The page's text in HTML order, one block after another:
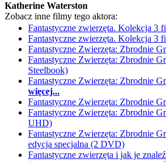
Katherine Waterston
Zobacz inne filmy tego aktora:
Fantastyczne zwierzęta. Kolekcja 3
Fantastyczne zwierzęta. Kolekcja 3
Fantastyczne Zwierzęta: Zbrodnie
Fantastyczne Zwierzęta: Zbrodnie
Steelbook)
Fantastyczne Zwierzęta: Zbrodnie
więcej...
Fantastyczne Zwierzęta: Zbrodnie
Fantastyczne Zwierzęta: Zbrodnie
UHD)
Fantastyczne Zwierzęta: Zbrodnie
edycja specjalna (2 DVD)
Fantastyczne zwierzęta i jak je